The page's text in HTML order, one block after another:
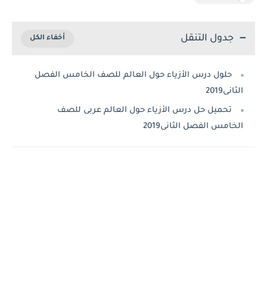
جدول التنقل
حلول درس الأزياء حول العالم للصف الخامس الفصل
الثانى2019
تحميل حل درس الأزياء حول العالم عربى للصف
الخامس الفصل الثانى2019